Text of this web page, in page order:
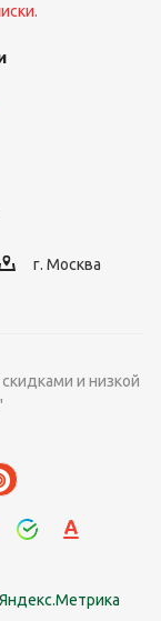
г. Москва
и низкой